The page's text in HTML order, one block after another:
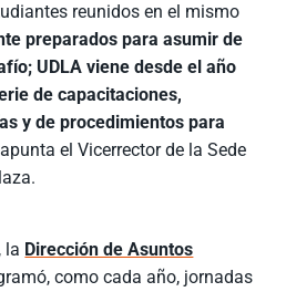
reunidos en el mismo
preparados para asumir de
UDLA viene desde el año
de capacitaciones,
y de procedimientos para
apunta el Vicerrector de la Sede
la Dirección de Asuntos
como cada año, jornadas